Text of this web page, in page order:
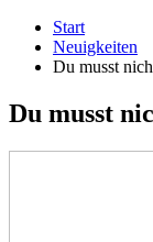
Start
Neuigkeiten
Du musst
Du musst